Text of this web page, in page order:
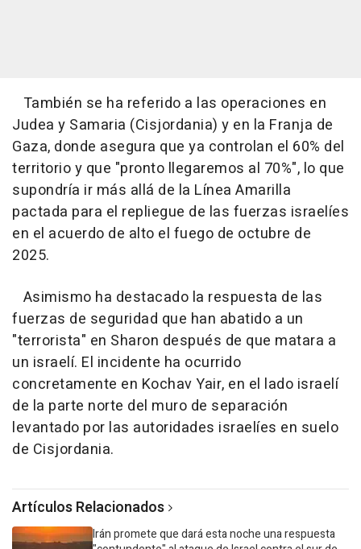
También se ha referido a las operaciones en
Judea y Samaria (Cisjordania) y en la Franja de
Gaza, donde asegura que ya controlan el 60% del
territorio y que "pronto llegaremos al 70%", lo que
supondría ir más allá de la Línea Amarilla
pactada para el repliegue de las fuerzas israelíes
en el acuerdo de alto el fuego de octubre de
2025.
Asimismo ha destacado la respuesta de las
fuerzas de seguridad que han abatido a un
"terrorista" en Sharon después de que matara a
un israelí. El incidente ha ocurrido
concretamente en Kochav Yair, en el lado israelí
de la parte norte del muro de separación
levantado por las autoridades israelíes en suelo
de Cisjordania.
Artículos Relacionados
Irán promete que dará esta noche una respuesta